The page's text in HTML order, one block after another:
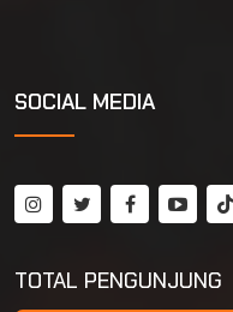
SOCIAL MEDIA
TOTAL PENGUNJUNG